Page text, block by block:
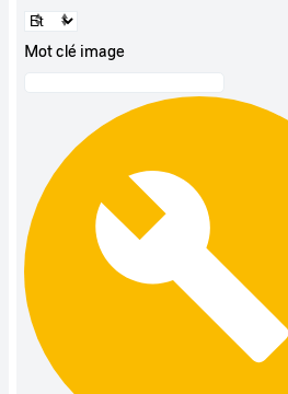
Mot clé image